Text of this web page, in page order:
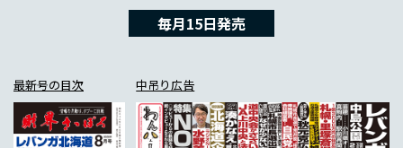
毎月15日発売
最新号の目次 中吊り広告